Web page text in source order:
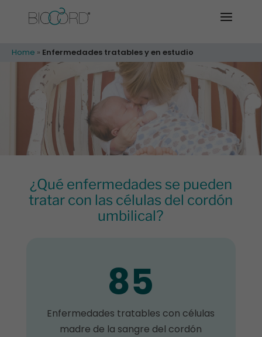
Home » Enfermedades tratables y en estudio
¿Qué enfermedades se pueden
tratar con las células del cordón
umbilical?
85
Enfermedades tratables con células
madre de la sangre del cordón